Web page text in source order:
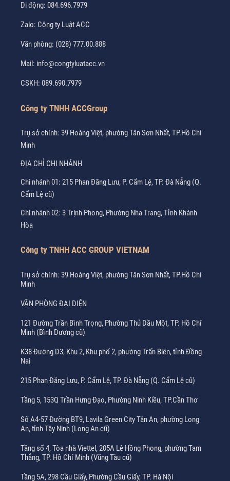
Di động: 084.696.7979
Zalo: Công ty Luật ACC
Văn phòng: (028) 777.00.888
Mail: info@congtyluatacc.vn
CSKH: 089.690.7979
Công ty TNHH ACCGroup
Trụ sở chính: 39 Hoàng Việt, phường Tân Sơn Nhất, TP.Hồ Chí
Minh
ĐỊA CHỈ CHI NHÁNH
Chi nhánh 01: 215 Phan Đăng Lưu, P. Cẩm Lệ, TP. Đà Nẵng (Q.
Cẩm Lệ cũ)
Chi nhánh 02: 3 Trịnh Phong, Phường Nha Trang, Tỉnh Khánh
Hòa
Công ty TNHH ACC GROUP VIETNAM
Trụ sở chính: 39 Hoàng Việt, phường Tân Sơn Nhất, TP.Hồ Chí
Minh
VĂN PHÒNG ĐẠI DIỆN
121 Đường Trần Bình Trọng, Phường Thủ Dầu Một, TP. Hồ Chí
Minh (Bình Dương cũ)
K38 Đường D3, Khu 2, Khu phố 2, phường Trấn Biên, tỉnh Đồng
Nai
215 Phan Đăng Lưu, P. Cẩm Lệ, TP. Đà Nẵng (Q. Cẩm Lệ cũ)
Tầng 5, 153Q Trần Hưng Đạo, Phường Ninh Kiều, TP.Cần Thơ
Số A4-57 Đường BT9, Lavila Green City Tân An, phường Long
An, tỉnh Tây Ninh (Long An cũ)
Tầng số 4, Tòa nhà Viettel, 205A Lê Hồng Phong, phường Tam
Thắng, TP. Hồ Chí Minh (Vũng Tàu cũ)
Tầng 5A, 298 Cầu Giấy, Phường Cầu Giấy, TP. Hà Nội